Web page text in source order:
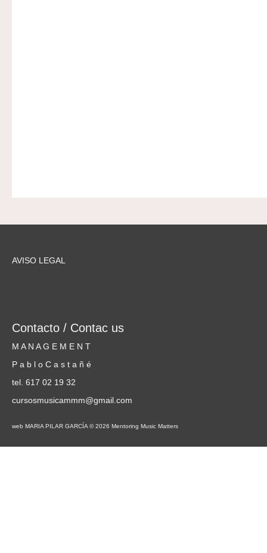
AVISO LEGAL
Contacto / Contac us
M A N A G E M E N T
P a b l o C a s t a ñ é
tel. 617 02 19 32
cursosmusicammm@gmail.com
web MARIA PILAR GARCÍA © 2026 Mentoring Music Matters